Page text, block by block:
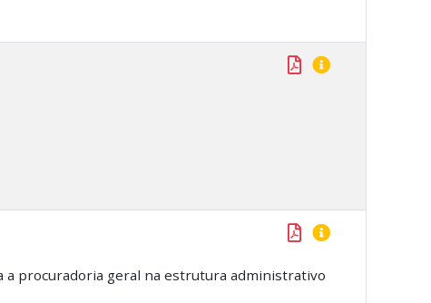
a procuradoria geral na estrutura administrativo